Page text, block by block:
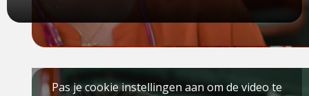
Pas je cookie instellingen aan om de video te